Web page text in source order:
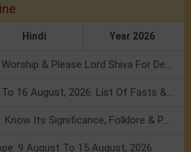
Hindi Year 2026
9 August To 15 August, 2026